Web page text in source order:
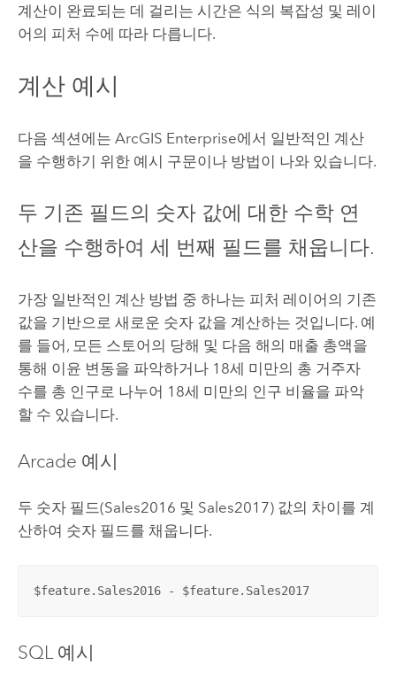
계산이 완료되는 데 걸리는 시간은 식의 복잡성 및 레이
어의 피처 수에 따라 다릅니다.
계산 예시
다음 섹션에는 ArcGIS Enterprise에서 일반적인 계산
을 수행하기 위한 예시 구문이나 방법이 나와 있습니다.
두 기존 필드의 숫자 값에 대한 수학 연
산을 수행하여 세 번째 필드를 채웁니다.
가장 일반적인 계산 방법 중 하나는 피처 레이어의 기존
값을 기반으로 새로운 숫자 값을 계산하는 것입니다. 예
를 들어, 모든 스토어의 당해 및 다음 해의 매출 총액을
통해 이윤 변동을 파악하거나 18세 미만의 총 거주자
수를 총 인구로 나누어 18세 미만의 인구 비율을 파악
할 수 있습니다.
Arcade 예시
두 숫자 필드(Sales2016 및 Sales2017) 값의 차이를 계
산하여 숫자 필드를 채웁니다.
$feature.Sales2016 - $feature.Sales2017
SQL 예시